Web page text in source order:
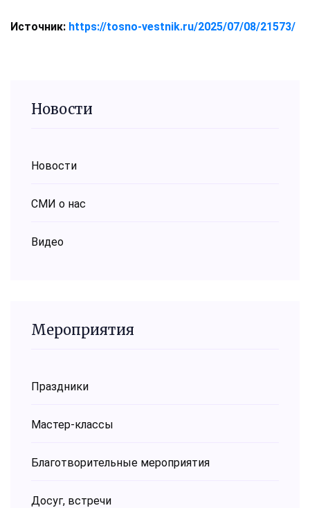
Источник: https://tosno-vestnik.ru/2025/07/08/21573/
Новости
Новости
СМИ о нас
Видео
Мероприятия
Праздники
Мастер-классы
Благотворительные мероприятия
Досуг, встречи